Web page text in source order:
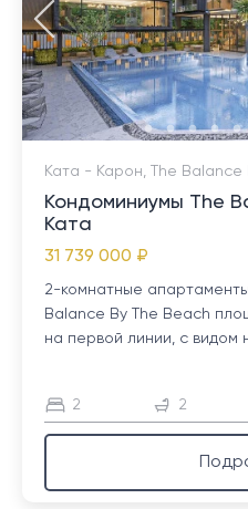
Ката - Карон, The Balance
Кондоминиумы The
Ката
31 739 000 ₽
2-комнатные
Balance By The Beach
на первой линии, с видом
2 2